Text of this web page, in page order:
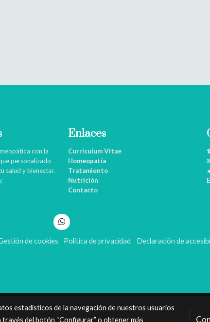
con la
personalizado
salud y bienestar.
Enlaces
Currículum Vitae
Homeopatía
Tratamiento
Nutrición
Contacto
de cookies Política de privacidad Declaración de
estadísticos de la navegación de nuestros usuarios
del botón “Configurar” o obtener más